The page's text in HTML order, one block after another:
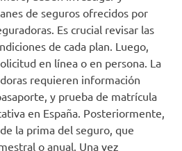
de seguros ofrecidos por
Es crucial revisar las
de cada plan. Luego,
en línea o en persona. La
requieren información
y prueba de matrícula
en España. Posteriormente,
la prima del seguro, que
o anual. Una vez